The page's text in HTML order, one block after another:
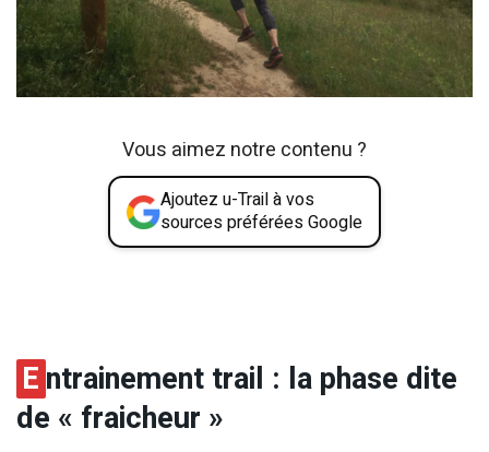
Vous aimez notre contenu ?
Ajoutez u-Trail à vos
sources préférées Google
E ntrainement trail : la phase dite
de « fraicheur »